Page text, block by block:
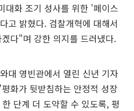
대화 조기 성사를 위한 '페이스
고 밝혔다. 검찰개혁에 대해서
다"며 강한 의지를 드러냈다.
대 영빈관에서 열린 신년 기자
화가 뒷받침하는 안정적 성장
단계 더 도약할 수 있도록, 평